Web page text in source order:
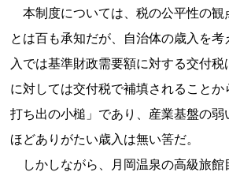
本制度については、税の公平性の観
とは百も承知だが、自治体の歳入を
入では基準財政需要額に対する交付税
に対しては交付税で補填されること
打ち出の小槌」であり、産業基盤の
ほどありがたい歳入は無い筈だ。
しかしながら、月岡温泉の高級旅館